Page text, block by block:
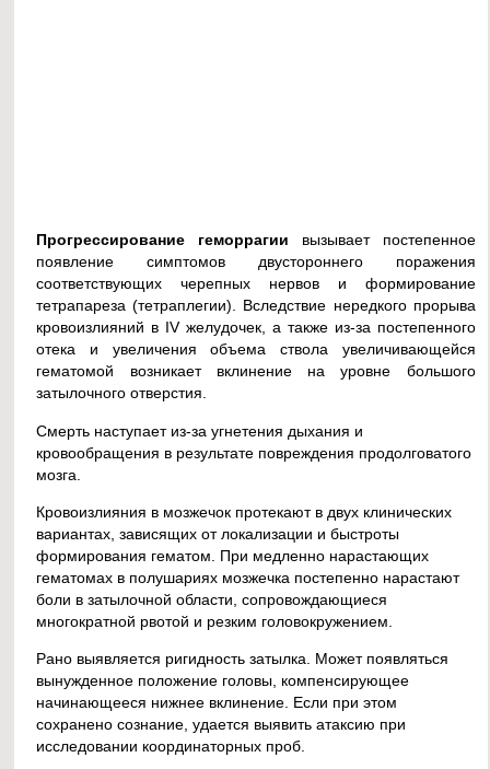
Прогрессирование геморрагии вызывает постепенное
появление симптомов двустороннего поражения
соответствующих черепных нервов и формирование
тетрапареза (тетраплегии). Вследствие нередкого прорыва
кровоизлияний в IV желудочек, а также из-за постепенного
отека и увеличения объема ствола увеличивающейся
гематомой возникает вклинение на уровне большого
затылочного отверстия.
Смерть наступает из-за угнетения дыхания и
кровообращения в результате повреждения продолговатого
мозга.
Кровоизлияния в мозжечок протекают в двух клинических
вариантах, зависящих от локализации и быстроты
формирования гематом. При медленно нарастающих
гематомах в полушариях мозжечка постепенно нарастают
боли в затылочной области, сопровождающиеся
многократной рвотой и резким головокружением.
Рано выявляется ригидность затылка. Может появляться
вынужденное положение головы, компенсирующее
начинающееся нижнее вклинение. Если при этом
сохранено сознание, удается выявить атаксию при
исследовании координаторных проб.